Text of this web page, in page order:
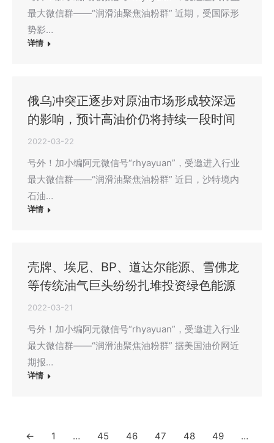
最大微信群——“润滑油聚焦油粉群” 近期，受国际形
势影…
详情
俄乌冲突正逐步对原油市场形成较深远
的影响，预计高油价仍将持续一段时间
2022-03-22
号外！加小编阿元微信号“rhyayuan”，受邀进入行业
最大微信群——“润滑油聚焦油粉群” 近日，沙特境内
石油…
详情
壳牌、埃尼、BP、道达尔能源、雪佛龙
等传统油气巨头纷纷扎堆投资绿色能源
2022-03-21
号外！加小编阿元微信号“rhyayuan”，受邀进入行业
最大微信群——“润滑油聚焦油粉群” 据美国油价网近
期报…
详情
← 1 … 45 46 47 48 49
…